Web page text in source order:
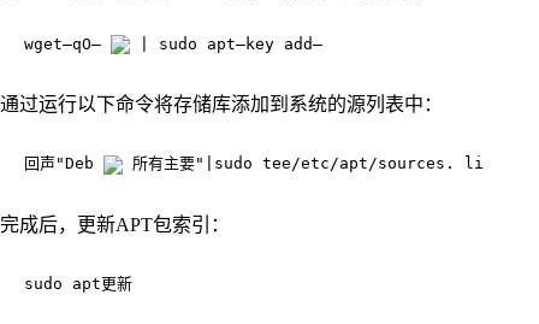
wget—qO— | sudo apt—key add—
通过运行以下命令将存储库添加到系统的源列表中：
回声"Deb 所有主要"|sudo tee/etc/apt/sources. list.
完成后，更新APT包索引：
sudo apt更新